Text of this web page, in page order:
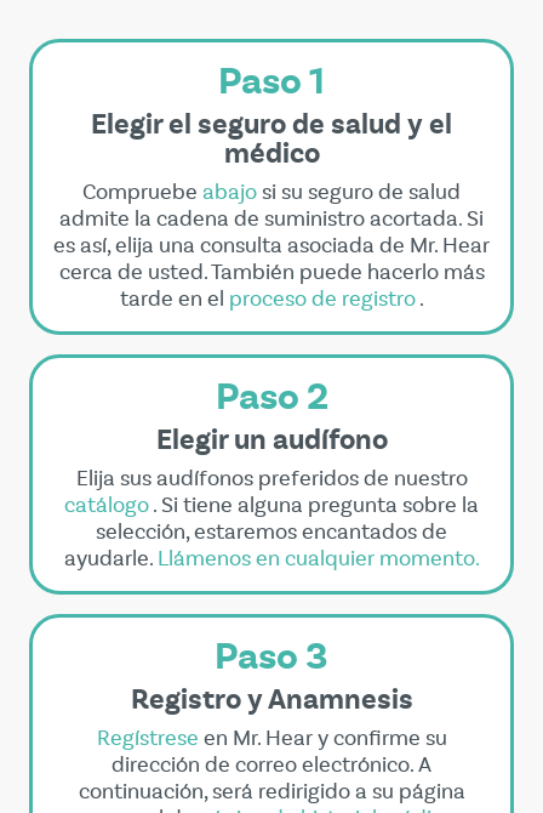
Paso 1
Elegir el seguro de salud y el
médico
Compruebe abajo si su seguro de salud
admite la cadena de suministro acortada. Si
es así, elija una consulta asociada de Mr. Hear
cerca de usted. También puede hacerlo más
tarde en el proceso de registro.
Paso 2
Elegir un audífono
Elija sus audífonos preferidos de nuestro
catálogo. Si tiene alguna pregunta sobre la
selección, estaremos encantados de
ayudarle. Llámenos en cualquier momento.
Paso 3
Registro y Anamnesis
Regístrese en Mr. Hear y confirme su
dirección de correo electrónico. A
continuación, será redirigido a su página